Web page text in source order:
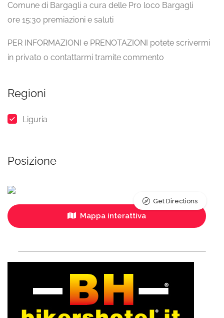
Comune di Bargagli a cura delle Pro loco Bargagli
ore 15:30 premiazioni e saluti
PER INFORMAZIONI e PRENOTAZIONI potete scrivermi
in privato o contattarmi tramite commento
Regioni
Liguria
Posizione
Mappa interattiva
Get Directions